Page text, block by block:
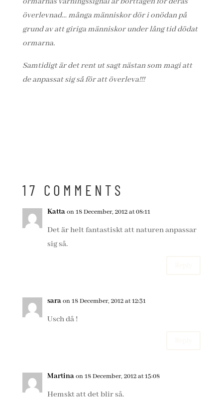
överlevnad… många människor dör i onödan på
grund av att giriga människor under lång tid dödat
ormarna.
Samtidigt är det rent ut sagt nästan som magi att
de anpassat sig så för att överleva!!!
17 COMMENTS
Kattaon 18 December, 2012 at 08:11
Det är helt fantastiskt att naturen anpassar
sig så.
saraon 18 December, 2012 at 12:31
Usch då !
Martinaon 18 December, 2012 at 15:08
Hemskt att det blir så.